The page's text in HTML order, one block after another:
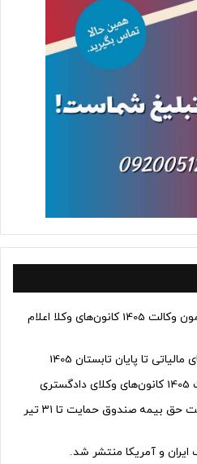
زمان قطعی و رسمی برگزاری آزمون وکالت 1405 کانون‌های وکلا اعلام
تا پایان تابستان 1405
خبر مهم برای وکلا: مهلت پرداخت حق بیمه صندوق حمایت تا ۳۱ تیر
ایران و آمریکا منتشر شد.